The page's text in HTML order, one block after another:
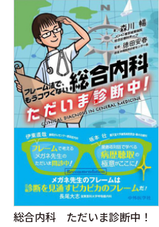
総合内科 ただいま診断中！